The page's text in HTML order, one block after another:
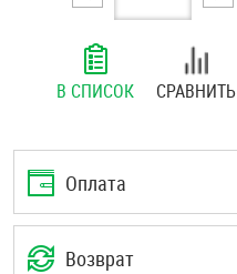
В СПИСОК СРАВНИТЬ
Оплата
Возврат